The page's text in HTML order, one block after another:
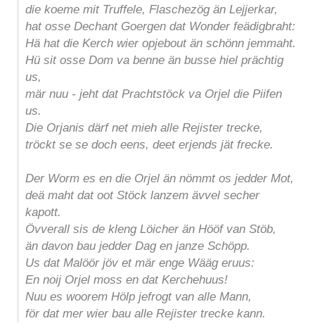
die koeme mit Truffele, Flaschezög än Lejjerkar,
hat osse Dechant Goergen dat Wonder feädigbraht:
Hä hat die Kerch wier opjebout än schönn jemmaht.
Hü sit osse Dom va benne än busse hiel prächtig
us,
mär nuu - jeht dat Prachtstöck va Orjel die Piifen
us.
Die Orjanis därf net mieh alle Rejister trecke,
tröckt se se doch eens, deet erjends jät frecke.
Der Worm es en die Orjel än nömmt os jedder Mot,
deä maht dat oot Stöck lanzem ävvel secher
kapott.
Övverall sis de kleng Löicher än Hööf van Stöb,
än davon bau jedder Dag en janze Schöpp.
Us dat Malöör jöv et mär enge Wääg eruus:
En noij Orjel moss en dat Kerchehuus!
Nuu es woorem Hölp jefrogt van alle Mann,
för dat mer wier bau alle Rejister trecke kann.